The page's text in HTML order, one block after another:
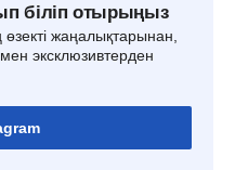
біліп отырыңыз
жаңалықтарынан,
эксклюзивтерден